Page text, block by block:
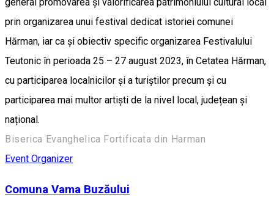
prin organizarea unui festival dedicat istoriei comunei
Hărman, iar ca și obiectiv specific organizarea Festivalului
Teutonic în perioada 25 – 27 august 2023, în Cetatea Hărman,
cu participarea localnicilor și a turiștilor precum și cu
participarea mai multor artiști de la nivel local, județean și
național.
Biserica Evanghelica Fortificata din Harman
Event Organizer
Comuna Vama Buzăului